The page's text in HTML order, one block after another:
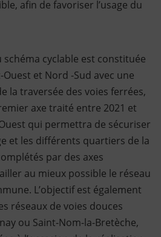
afin de favoriser l’usage du
cyclable est constituée
et Nord -Sud avec une
la traversée des voies ferrées,
axe traité entre 2021 et
qui permettra de sécuriser
et les différents quartiers de la
par des axes
au mieux possible le réseau
L’objectif est également
réseaux de voies douces
ou Saint-Nom-la-Bretèche,